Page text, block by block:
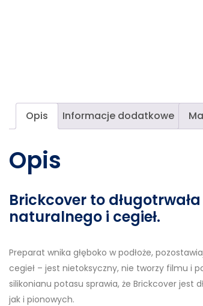
Opis Informacje dodatkowe
Opis
Brickcover to
naturalnego i cegieł.
Preparat wnika głęboko w podłoże,
cegieł – jest nietoksyczny, nie tworzy filmu i
silikonianu potasu sprawia, że Brickcover
jak i pionowych.